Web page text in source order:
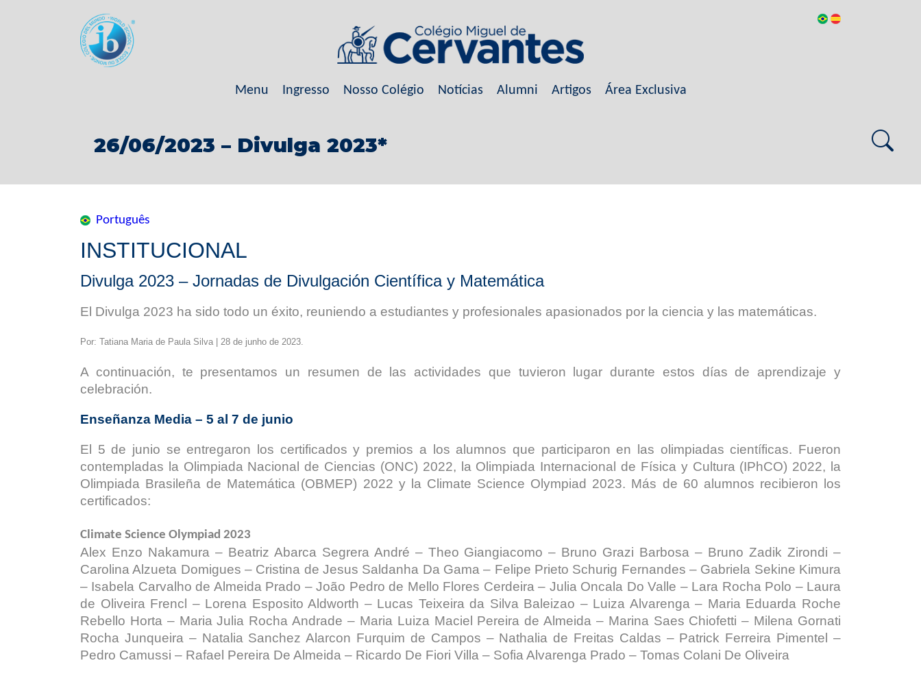
Menu Ingresso Nosso Colégio Notícias Alumni Artigos Área Exclusiva
26/06/2023 – Divulga 2023*
Português
INSTITUCIONAL
Divulga 2023 – Jornadas de Divulgación Científica y Matemática
El Divulga 2023 ha sido todo un éxito, reuniendo a estudiantes y profesionales apasionados por la ciencia y las matemáticas.
Por: Tatiana Maria de Paula Silva | 28 de junho de 2023.
A continuación, te presentamos un resumen de las actividades que tuvieron lugar durante estos días de aprendizaje y
celebración.
Enseñanza Media – 5 al 7 de junio
El 5 de junio se entregaron los certificados y premios a los alumnos que participaron en las olimpiadas científicas. Fueron
contempladas la Olimpiada Nacional de Ciencias (ONC) 2022, la Olimpiada Internacional de Física y Cultura (IPhCO) 2022, la
Olimpiada Brasileña de Matemática (OBMEP) 2022 y la Climate Science Olympiad 2023. Más de 60 alumnos recibieron los
certificados:
Climate Science Olympiad 2023
Alex Enzo Nakamura – Beatriz Abarca Segrera André – Theo Giangiacomo – Bruno Grazi Barbosa – Bruno Zadik Zirondi –
Carolina Alzueta Domigues – Cristina de Jesus Saldanha Da Gama – Felipe Prieto Schurig Fernandes – Gabriela Sekine Kimura
– Isabela Carvalho de Almeida Prado – João Pedro de Mello Flores Cerdeira – Julia Oncala Do Valle – Lara Rocha Polo – Laura
de Oliveira Frencl – Lorena Esposito Aldworth – Lucas Teixeira da Silva Baleizao – Luiza Alvarenga – Maria Eduarda Roche
Rebello Horta – Maria Julia Rocha Andrade – Maria Luiza Maciel Pereira de Almeida – Marina Saes Chiofetti – Milena Gornati
Rocha Junqueira – Natalia Sanchez Alarcon Furquim de Campos – Nathalia de Freitas Caldas – Patrick Ferreira Pimentel –
Pedro Camussi – Rafael Pereira De Almeida – Ricardo De Fiori Villa – Sofia Alvarenga Prado – Tomas Colani De Oliveira